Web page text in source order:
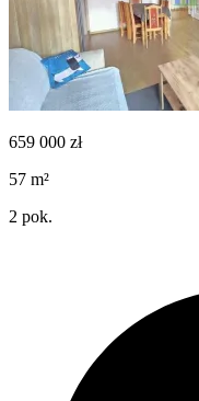
659 000 zł
57 m²
2 pok.